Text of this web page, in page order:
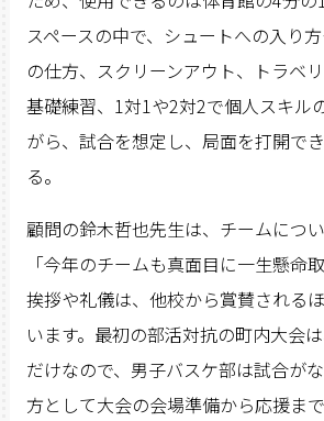
スペースの中で、シュートへの入り
の仕方、スクリーンアウト、トラベ
基礎練習、1対1や2対2で個人スキル
がら、試合を想定し、局面を打開で
る。
顧問の鈴木哲也先生は、チームについ
「今年のチームも真面目に一生懸命
挨拶や礼儀は、他校から賞賛される
います。最初の部活対抗の町内大会
だけなので、男子バスケ部は試合が
方として大会の会場準備から応援ま